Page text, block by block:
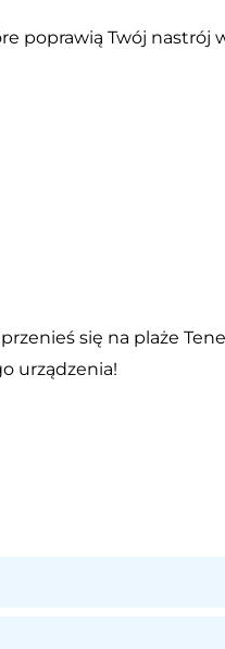
poprawią Twój nastrój
się na plaże
urządzenia!